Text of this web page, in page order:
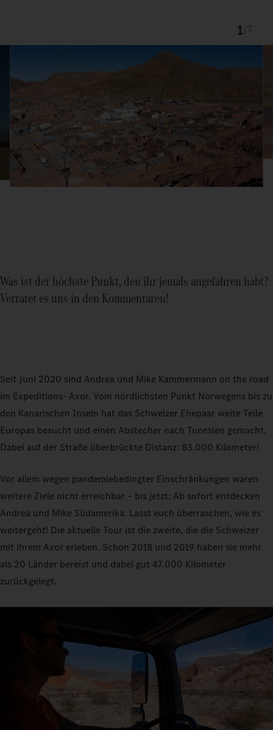
1
Was ist der höchste Punkt, den ihr jemals angefahren habt?
Verratet es uns in den Kommentaren!
Seit Juni 2020 sind Andrea und Mike Kammermann on the road
im Expeditions‑ Axor. Vom nördlichsten Punkt Norwegens bis zu
den Kanarischen Inseln hat das Schweizer Ehepaar weite Teile
Europas besucht und einen Abstecher nach Tunesien gemacht.
Dabei auf der Straße überbrückte Distanz: 83.000 Kilometer!
Vor allem wegen pandemiebedingter Einschränkungen waren
weitere Ziele nicht erreichbar – bis jetzt: Ab sofort entdecken
Andrea und Mike Südamerika. Lasst euch überraschen, wie es
weitergeht! Die aktuelle Tour ist die zweite, die die Schweizer
mit ihrem Axor erleben. Schon 2018 und 2019 haben sie mehr
als 20 Länder bereist und dabei gut 47.000 Kilometer
zurückgelegt.